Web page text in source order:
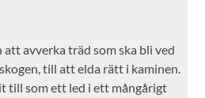
avverka träd som ska bli ved
till att elda rätt i kaminen.
till som ett led i ett mångårigt